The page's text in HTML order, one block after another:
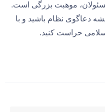
موهبت بزرگی است.
دعاگوی نظام باشید و با
حراست کنید.